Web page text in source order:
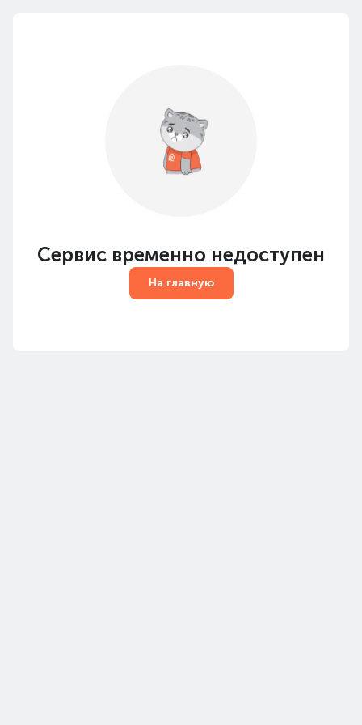
Сервис временно недоступен
На главную